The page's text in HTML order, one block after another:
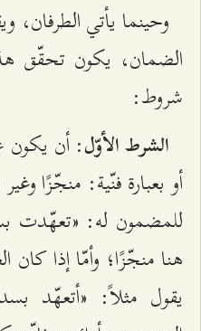
وحينما يأتي الطرفان،
الضمان، يكون تحقّق
شروط:
الشرط الأوّل: أن يكون
أو بعبارة فنّية: منجّزًا
للمضمون له: «تعهّدت
هنا منجّزًا؛ وأمّا إذا
يقول مثلاً: «أتعهّد